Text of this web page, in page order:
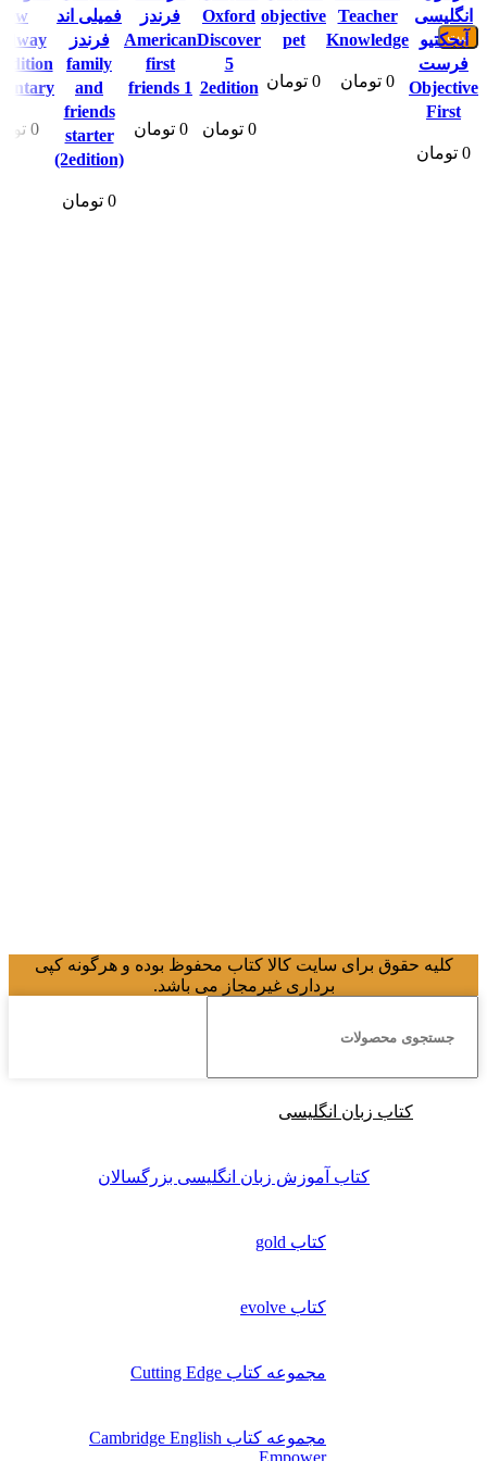
انگلیسی
آبجکتیو
فرست
Objective
First
0 تومان
Teacher
Knowledge
0 تومان
objective
pet
0 تومان
Oxford
Discover
5
2edition
0 تومان
فرندز
American
first
friends 1
0 تومان
فمیلی اند
فرندز
family
and
friends
starter
(2edition)
0 تومان
0
کلیه حقوق برای سایت کالا کتاب محفوظ بوده و هرگونه کپی
برداری غیرمجاز می باشد.
کتاب زبان انگلیسی
کتاب آموزش زبان انگلیسی بزرگسالان
کتاب gold
کتاب evolve
مجموعه کتاب Cutting Edge
مجموعه کتاب Cambridge English